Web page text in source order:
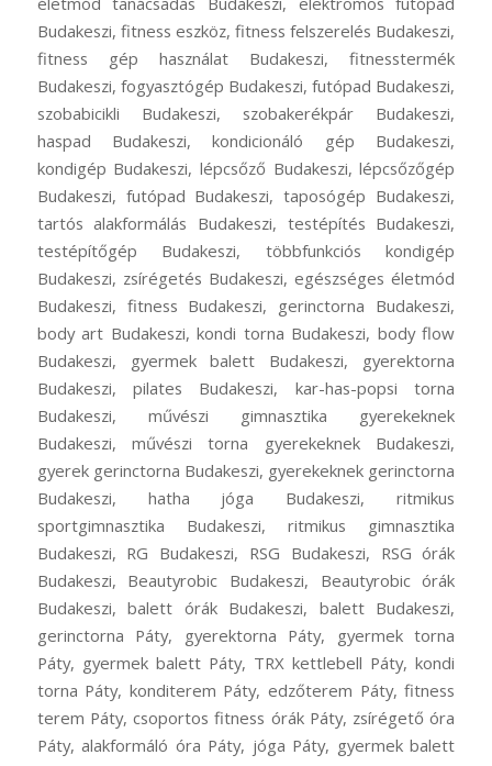
Budakeszi, fitness eszköz, fitness felszerelés Budakeszi,
fitness gép használat Budakeszi, fitnesstermék
Budakeszi, fogyasztógép Budakeszi, futópad Budakeszi,
szobabicikli Budakeszi, szobakerékpár Budakeszi,
haspad Budakeszi, kondicionáló gép Budakeszi,
kondigép Budakeszi, lépcsőző Budakeszi, lépcsőzőgép
Budakeszi, futópad Budakeszi, taposógép Budakeszi,
tartós alakformálás Budakeszi, testépítés Budakeszi,
testépítőgép Budakeszi, többfunkciós kondigép
Budakeszi, zsírégetés Budakeszi, egészséges életmód
Budakeszi, fitness Budakeszi, gerinctorna Budakeszi,
body art Budakeszi, kondi torna Budakeszi, body flow
Budakeszi, gyermek balett Budakeszi, gyerektorna
Budakeszi, pilates Budakeszi, kar-has-popsi torna
Budakeszi, művészi gimnasztika gyerekeknek
Budakeszi, művészi torna gyerekeknek Budakeszi,
gyerek gerinctorna Budakeszi, gyerekeknek gerinctorna
Budakeszi, hatha jóga Budakeszi, ritmikus
sportgimnasztika Budakeszi, ritmikus gimnasztika
Budakeszi, RG Budakeszi, RSG Budakeszi, RSG órák
Budakeszi, Beautyrobic Budakeszi, Beautyrobic órák
Budakeszi, balett órák Budakeszi, balett Budakeszi,
gerinctorna Páty, gyerektorna Páty, gyermek torna
Páty, gyermek balett Páty, TRX kettlebell Páty, kondi
torna Páty, konditerem Páty, edzőterem Páty, fitness
terem Páty, csoportos fitness órák Páty, zsírégető óra
Páty, alakformáló óra Páty, jóga Páty, gyermek balett